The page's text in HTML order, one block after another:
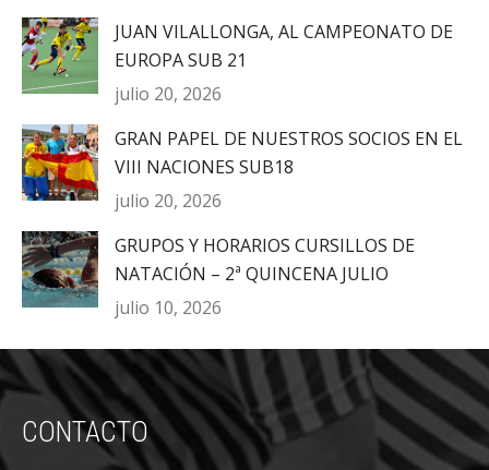
JUAN VILALLONGA, AL CAMPEONATO DE
EUROPA SUB 21
julio 20, 2026
GRAN PAPEL DE NUESTROS SOCIOS EN EL
VIII NACIONES SUB18
julio 20, 2026
GRUPOS Y HORARIOS CURSILLOS DE
NATACIÓN – 2ª QUINCENA JULIO
julio 10, 2026
CONTACTO